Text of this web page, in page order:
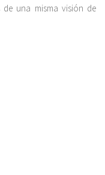
una misma visión de